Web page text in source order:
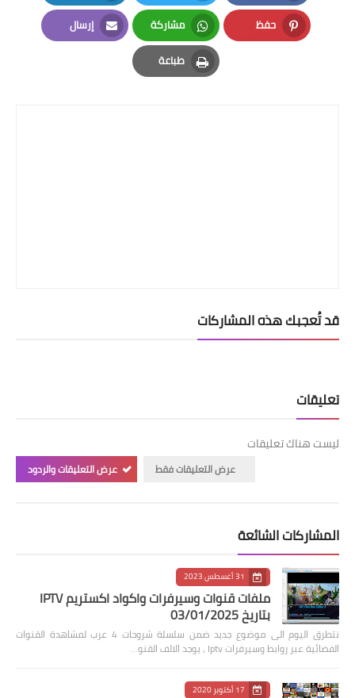
Facebook
Twitter
LinkedIn
حفظ
Pinterest
مشاركة
Whatsapp
إرسال
Email
طباعة
Print
قد تُعجبك هذه المشاركات
تعليقات
ليست هناك تعليقات
عرض التعليقات فقط عرض التعليقات والردود
المشاركات الشائعة
31 أغسطس 2023
ملفات قنوات وسيرفرات واكواد اكستريم IPTV
بتاريخ 03/01/2025
نتطرق اليوم الى موضوع جديد ضمن سلسلة شروحات 4 عرب لمشاهدة القنوات
الفضائية عبر روابط وسيرفرات Iptv , يوجد الالف القنو…
17 أكتوبر 2020